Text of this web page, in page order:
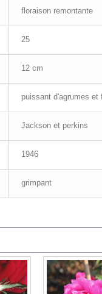
floraison remontante
25
12 cm
puissant d'agrumes et
Jackson et perkins
1946
grimpant